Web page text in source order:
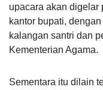
upacara akan digelar
kantor bupati,
kalangan santri dan
Kementerian Agama.
Sementara itu dilain